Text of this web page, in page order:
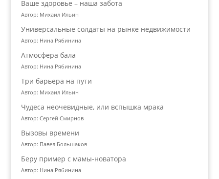
Ваше здоровье – наша забота
Автор: Михаил Ильин
Универсальные солдаты на рынке недвижимости
Автор: Нина Рябинина
Атмосфера бала
Автор: Нина Рябинина
Три барьера на пути
Автор: Михаил Ильин
Чудеса неочевидные, или вспышка мрака
Автор: Сергей Смирнов
Вызовы времени
Автор: Павел Большаков
Беру пример с мамы-новатора
Автор: Нина Рябинина